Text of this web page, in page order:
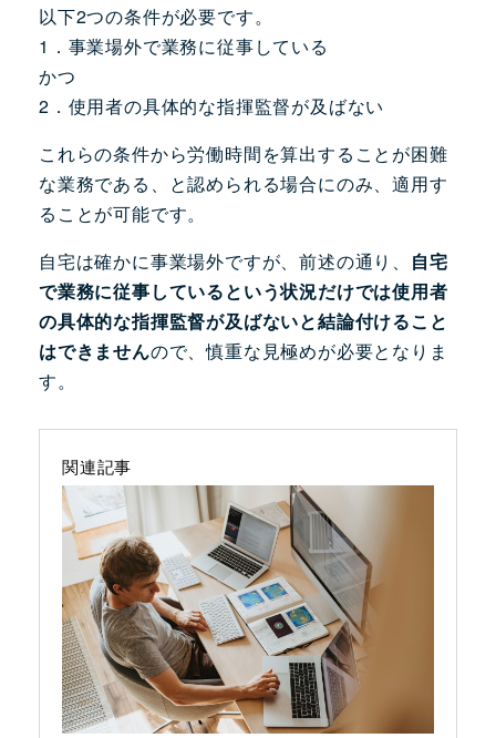
以下2つの条件が必要です。
1．事業場外で業務に従事している
かつ
2．使用者の具体的な指揮監督が及ばない
これらの条件から労働時間を算出することが困難
な業務である、と認められる場合にのみ、適用す
ることが可能です。
自宅は確かに事業場外ですが、前述の通り、 自宅
で業務に従事しているという状況だけでは使用者
の具体的な指揮監督が及ばないと結論付けること
はできませんので、慎重な見極めが必要となりま
す。
関連記事